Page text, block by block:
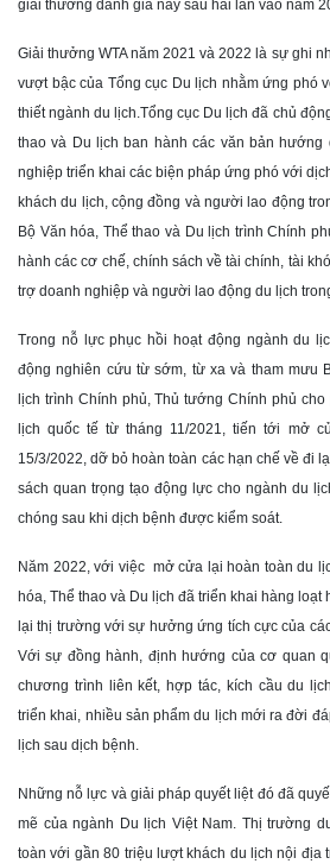
giải thưởng danh giá này sau hai lần vào năm
Giải thưởng WTA năm 2021 và 2022 là sự ghi
vượt bậc của Tổng cục Du lịch nhằm ứng phó
thiết ngành du lịch.Tổng cục Du lịch đã chủ
thao và Du lịch ban hành các văn bản hướng
nghiệp triển khai các biện pháp ứng phó với
khách du lịch, cộng đồng và người lao động
Bộ Văn hóa, Thể thao và Du lịch trình Chính
hành các cơ chế, chính sách về tài chính, tài
trợ doanh nghiệp và người lao động du lịch
Trong nỗ lực phục hồi hoạt động ngành du
động nghiên cứu từ sớm, từ xa và tham mưu
lịch trình Chính phủ, Thủ tướng Chính phủ
lịch quốc tế từ tháng 11/2021, tiến tới mở
15/3/2022, dỡ bỏ hoàn toàn các hạn chế về đi
sách quan trọng tạo động lực cho ngành du
chóng sau khi dịch bệnh được kiểm soát.
Năm 2022, với việc mở cửa lại hoàn toàn du
hóa, Thể thao và Du lịch đã triển khai hàng loạt
lại thị trường với sự hưởng ứng tích cực của
Với sự đồng hành, định hướng của cơ quan
chương trình liên kết, hợp tác, kích cầu du
triển khai, nhiều sản phẩm du lịch mới ra đời
lịch sau dịch bệnh.
Những nỗ lực và giải pháp quyết liệt đó đã
mẽ của ngành Du lịch Việt Nam. Thị trường
toàn với gần 80 triệu lượt khách du lịch nội địa